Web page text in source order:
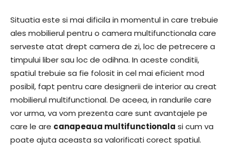
Situatia este si mai dificila in momentul in care trebuie
ales mobilierul pentru o camera multifunctionala care
serveste atat drept camera de zi, loc de petrecere a
timpului liber sau loc de odihna. In aceste conditii,
spatiul trebuie sa fie folosit in cel mai eficient mod
posibil, fapt pentru care designerii de interior au creat
mobilierul multifunctional. De aceea, in randurile care
vor urma, va vom prezenta care sunt avantajele pe
care le are canapeaua multifunctionala si cum va
poate ajuta aceasta sa valorificati corect spatiul.